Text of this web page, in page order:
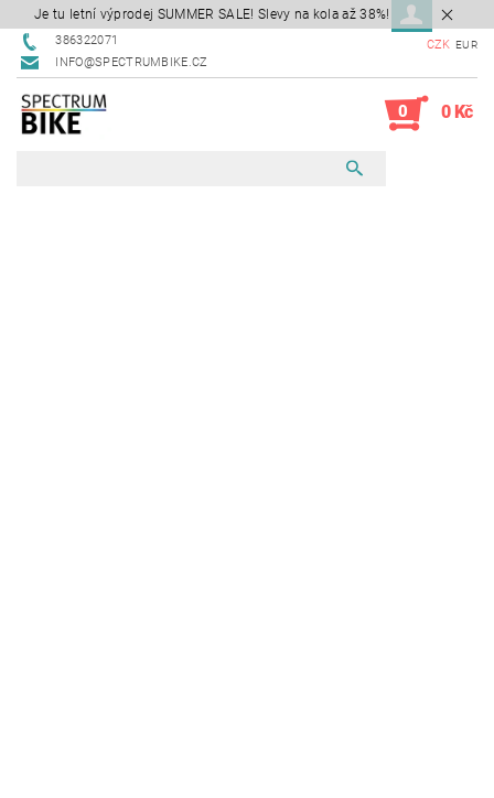
Je tu letní výprodej SUMMER SALE! Slevy na kola až 38%!
386322071
INFO@SPECTRUMBIKE.CZ
CZK EUR
0 0 Kč